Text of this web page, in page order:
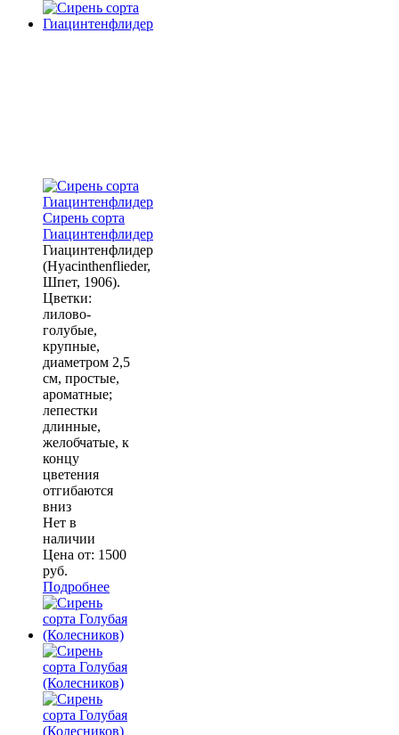
Сирень сорта
Гиацинтенфлидер
Гиацинтенфлидер
(Hyacinthenflieder,
Шпет, 1906).
Цветки:
лилово-
голубые,
крупные,
диаметром 2,5
см, простые,
ароматные;
лепестки
длинные,
желобчатые, к
концу
цветения
отгибаются
вниз
Нет в
наличии
Цена от: 1500
руб.
Подробнее